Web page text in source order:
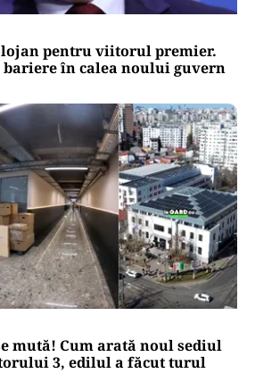
pentru viitorul premier.
bariere în calea noului guvern
mută! Cum arată noul sediul
3, edilul a făcut turul